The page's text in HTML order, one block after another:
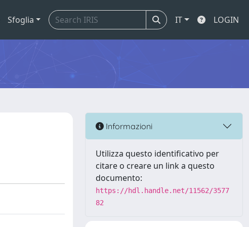
Sfoglia IT LOGIN
Informazioni
Utilizza questo identificativo per
citare o creare un link a questo
documento:
https://hdl.handle.net/11562/3577
82